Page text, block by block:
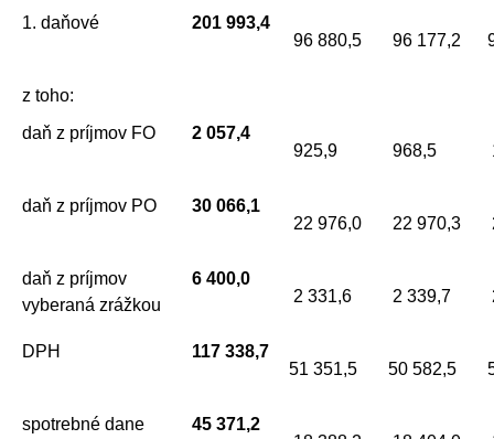
1. daňové
201 993,4
96 880,5
96 177,2
z toho:
daň z príjmov FO
2 057,4
925,9
968,5
daň z príjmov PO
30 066,1
22 976,0
22 970,3
daň z príjmov
vyberaná zrážkou
6 400,0
2 331,6
2 339,7
DPH
117 338,7
51 351,5
50 582,5
spotrebné dane
45 371,2